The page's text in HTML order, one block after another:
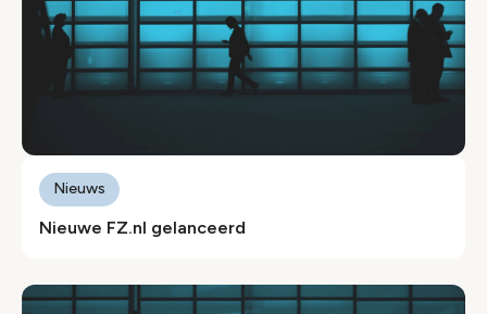
Nieuwe FZ.nl gelanceerd
Nieuws